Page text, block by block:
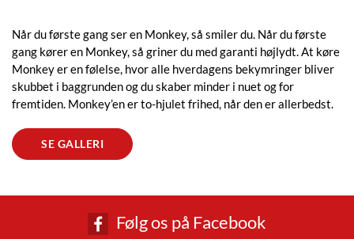
Når du første gang ser en Monkey, så smiler du. Når du første
gang kører en Monkey, så griner du med garanti højlydt. At køre
Monkey er en følelse, hvor alle hverdagens bekymringer bliver
skubbet i baggrunden og du skaber minder i nuet og for
fremtiden. Monkey’en er to-hjulet frihed, når den er allerbedst.
SE GALLERI
Følg os på Facebook